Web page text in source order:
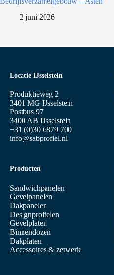
2 juni 2026
Locatie IJsselstein
Produktieweg 2
3401 MG IJsselstein
Postbus 97
3400 AB IJsselstein
+31 (0)30 6879 700
info@sabprofiel.nl
Producten
Sandwichpanelen
Gevelpanelen
Dakpanelen
Designprofielen
Gevelplaten
Binnendozen
Dakplaten
Accessoires & zetwerk